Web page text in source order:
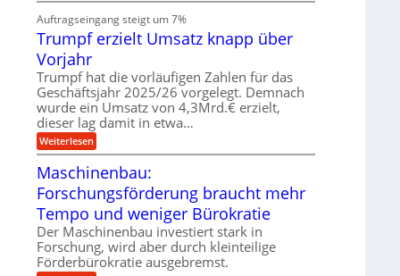
b
a
u
f
n
e
n
r
u
n
g
e
n
B
S
C
L
e
i
t
e
r
r
t
g
s
f
r
e
i
e
H
b
r
d
-
K
Auftragseingang steigt um 7%
Trumpf erzielt Umsatz knapp über
Vorjahr
Trumpf hat die vorläufigen Zahlen für das
Geschäftsjahr 2025/26 vorgelegt. Demnach
wurde ein Umsatz von 4,3Mrd.€ erzielt,
dieser lag damit in etwa…
Weiterlesen:
T
u
m
p
f
e
r
z
i
Maschinenbau:
Forschungsförderung braucht mehr
Tempo und weniger Bürokratie
Der Maschinenbau investiert stark in
Forschung, wird aber durch kleinteilige
Förderbürokratie ausgebremst.